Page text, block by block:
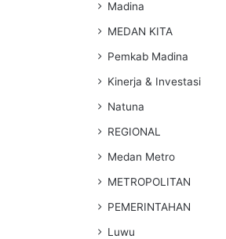
Madina
MEDAN KITA
Pemkab Madina
Kinerja & Investasi
Natuna
REGIONAL
Medan Metro
METROPOLITAN
PEMERINTAHAN
Luwu